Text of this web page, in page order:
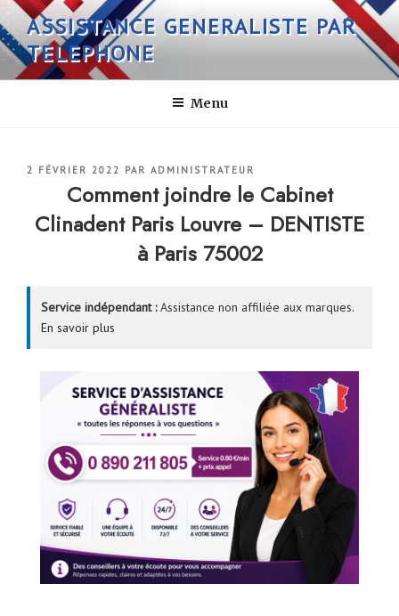
Aller
au
contenu
principal
ASSISTANCE GENERALISTE PAR
TELEPHONE
Menu
PUBLIÉ
2 FÉVRIER 2022 PAR ADMINISTRATEUR
Comment joindre le Cabinet
Clinadent Paris Louvre – DENTISTE
à Paris 75002
Service indépendant :Assistance non affiliée aux marques.
En savoir plus